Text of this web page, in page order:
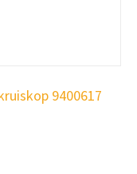
9400617